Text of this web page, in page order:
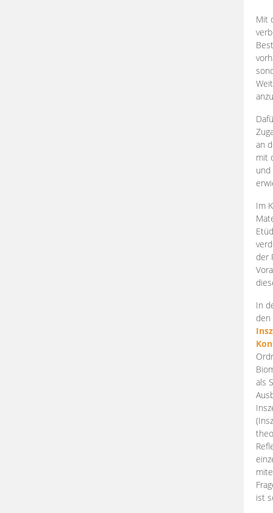
Mit
an
mit
und
Im
der
In
den
als
ist